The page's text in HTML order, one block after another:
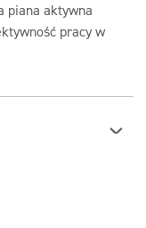
piana aktywna
pracy w
się w